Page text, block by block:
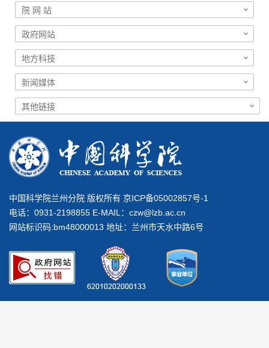
中国科学院兰州分院 版权所有 京ICP备05002857号-1
电话：0931-2198855 E-MAIL： czw@lzb.ac.cn
网站标识码:bm48000013 地址：兰州市天水中路6号